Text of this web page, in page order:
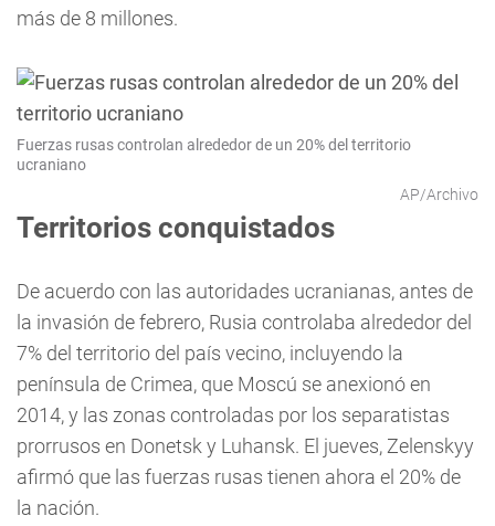
más de 8 millones.
Fuerzas rusas controlan alrededor de un 20% del territorio
ucraniano
AP/Archivo
Territorios conquistados
De acuerdo con las autoridades ucranianas, antes de
la invasión de febrero, Rusia controlaba alrededor del
7% del territorio del país vecino, incluyendo la
península de Crimea, que Moscú se anexionó en
2014, y las zonas controladas por los separatistas
prorrusos en Donetsk y Luhansk. El jueves, Zelenskyy
afirmó que las fuerzas rusas tienen ahora el 20% de
la nación.